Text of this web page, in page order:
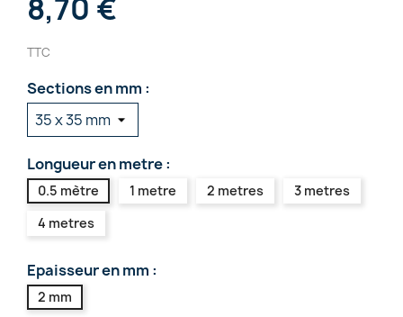
8,70 €
TTC
Sections en mm :
Longueur en metre :
0.5 mètre 1 metre 2 metres
3 metres
4 metres
Epaisseur en mm :
2 mm